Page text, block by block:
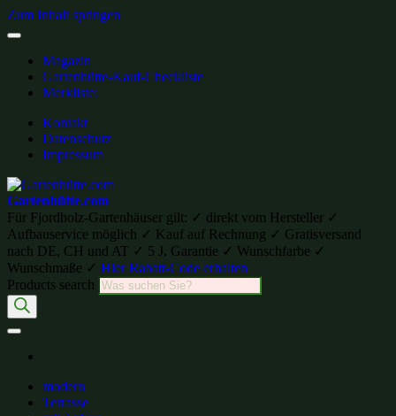
Zum Inhalt springen
Magazin
Gartenhütte-Kauf-Checkliste
Merkliste:
Kontakt
Datenschutz
Impressum
Gartenhütte.com
Für Fjordholz-Gartenhäuser gilt: ✓ direkt vom Hersteller ✓
Aufbauservice möglich ✓ Kauf auf Rechnung ✓ Gratisversand
nach DE, CH und AT ✓ 5 J. Garantie ✓ Wunschfarbe ✓
Wunschmaße ✓ Hier Rabatt-Code erhalten
Products search
modern
Terrasse